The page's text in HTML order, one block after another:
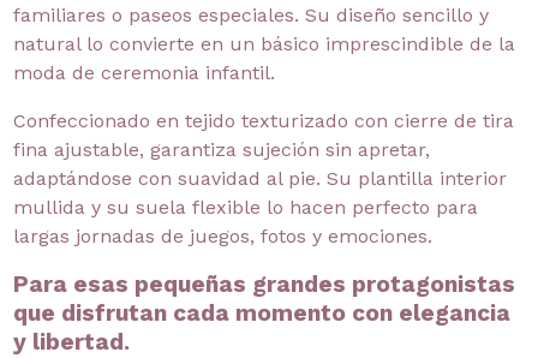
familiares o paseos especiales. Su diseño sencillo y
natural lo convierte en un básico imprescindible de la
moda de ceremonia infantil.
Confeccionado en tejido texturizado con cierre de tira
fina ajustable, garantiza sujeción sin apretar,
adaptándose con suavidad al pie. Su plantilla interior
mullida y su suela flexible lo hacen perfecto para
largas jornadas de juegos, fotos y emociones.
Para esas pequeñas grandes protagonistas
que disfrutan cada momento con elegancia
y libertad.